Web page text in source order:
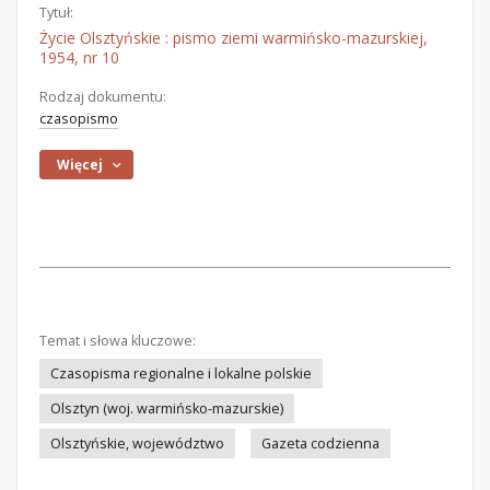
Tytuł:
Życie Olsztyńskie : pismo ziemi warmińsko-mazurskiej,
1954, nr 10
Rodzaj dokumentu:
czasopismo
Więcej
Temat i słowa kluczowe:
Czasopisma regionalne i lokalne polskie
Olsztyn (woj. warmińsko-mazurskie)
Olsztyńskie, województwo
Gazeta codzienna